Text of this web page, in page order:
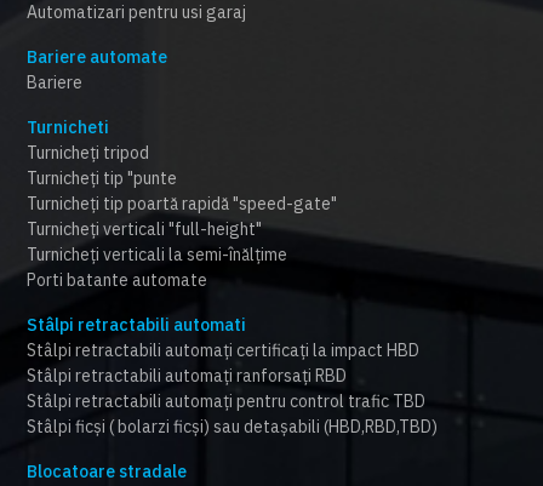
Automatizari pentru usi garaj
Bariere automate
Bariere
Turnicheti
Turnicheți tripod
Turnicheți tip "punte
Turnicheți tip poartă rapidă "speed-gate"
Turnicheți verticali "full-height"
Turnicheți verticali la semi-înălțime
Porti batante automate
Stâlpi retractabili automati
Stâlpi retractabili automați certificați la impact HBD
Stâlpi retractabili automați ranforsați RBD
Stâlpi retractabili automați pentru control trafic TBD
Stâlpi ficși ( bolarzi ficși) sau detașabili (HBD,RBD,TBD)
Blocatoare stradale